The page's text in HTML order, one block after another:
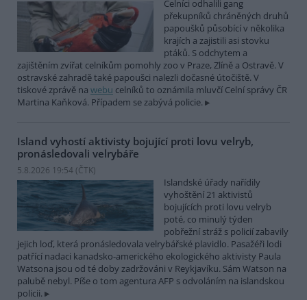
Celníci odhalili gang
překupníků chráněných druhů
papoušků působící v několika
krajích a zajistili asi stovku
ptáků. S odchytem a
zajištěním zvířat celníkům pomohly zoo v Praze, Zlíně a Ostravě. V
ostravské zahradě také papoušci nalezli dočasné útočiště. V
tiskové zprávě na webu celníků to oznámila mluvčí Celní správy ČR
Martina Kaňková. Případem se zabývá policie.
Island vyhostí aktivisty bojující proti lovu velryb,
pronásledovali velrybáře
5.8.2026 19:54 (ČTK)
Islandské úřady nařídily
vyhoštění 21 aktivistů
bojujících proti lovu velryb
poté, co minulý týden
pobřežní stráž s policií zabavily
jejich loď, která pronásledovala velrybářské plavidlo. Pasažéři lodi
patřící nadaci kanadsko-amerického ekologického aktivisty Paula
Watsona jsou od té doby zadržováni v Reykjavíku. Sám Watson na
palubě nebyl. Píše o tom agentura AFP s odvoláním na islandskou
policii.